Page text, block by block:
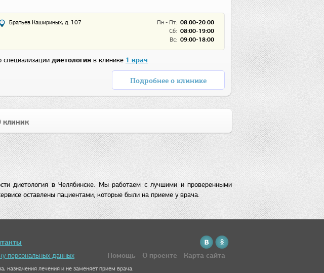
Пн - Пт: 08:00-20:00
Сб: 08:00-19:00
Вс: 09:00-18:00
Братьев Кашириных, д. 107
специализации диетология в клинике 1 врач
Подробнее о клинике
клиник
диетология в Челябинске. Мы работаем с лучшими и проверенными
оставлены пациентами, которые были на приеме у врача.
персональных данных Помощь О проекте Карта сайта
назначения лечения и не заменяет прием врача.